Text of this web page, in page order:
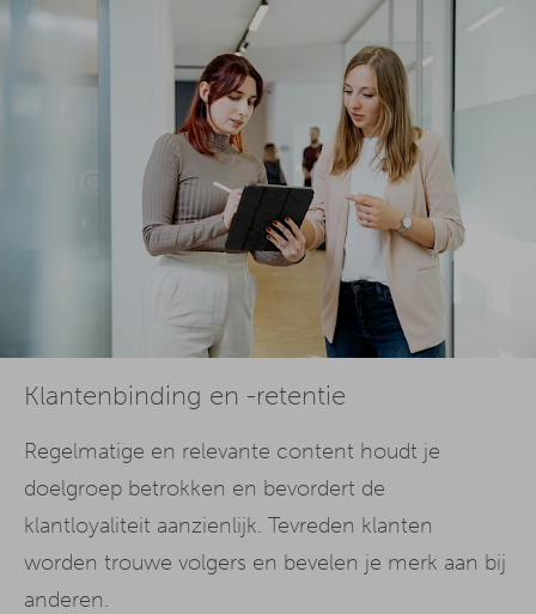
Klantenbinding en -retentie
Regelmatige en relevante content houdt je
doelgroep betrokken en bevordert de
klantloyaliteit aanzienlijk. Tevreden klanten
worden trouwe volgers en bevelen je merk aan bij
anderen.